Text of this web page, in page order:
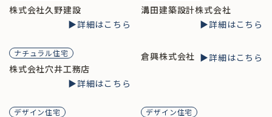
株式会社久野建設
▶︎詳細はこちら
溝田建築設計株式会社
▶︎詳細はこちら
ナチュラル住宅
株式会社穴井工務店
▶︎詳細はこちら
倉興株式会社 ▶︎詳細はこちら
デザイン住宅 デザイン住宅